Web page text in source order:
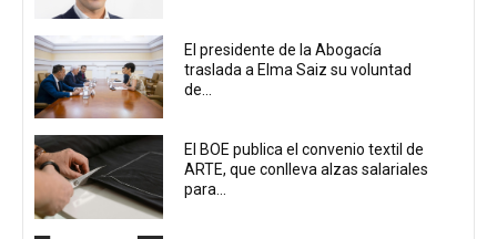
El presidente de la Abogacía
traslada a Elma Saiz su voluntad
de...
El BOE publica el convenio textil de
ARTE, que conlleva alzas salariales
para...